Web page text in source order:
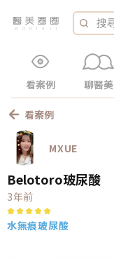
看案例 聊醫美
看案例
MXUE
Belotoro玻尿酸
3年前
水無痕玻尿酸